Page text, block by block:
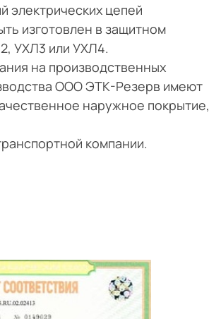
электрических цепей
изготовлен в защитном
УХЛ3 или УХЛ4.
на производственных
ООО ЭТК-Резерв имеют
наружное покрытие,
компании.